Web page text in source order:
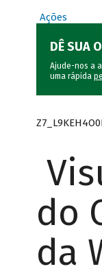
Ações
DÊ SUA
Ajude-nos a
uma rápida
do
da